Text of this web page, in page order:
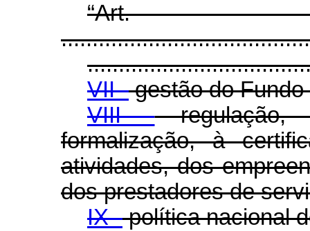
VII -gestão do Fundo
VIII -regulação,
formalização, à
atividades, dos
dos prestadores de
IX -política nacional